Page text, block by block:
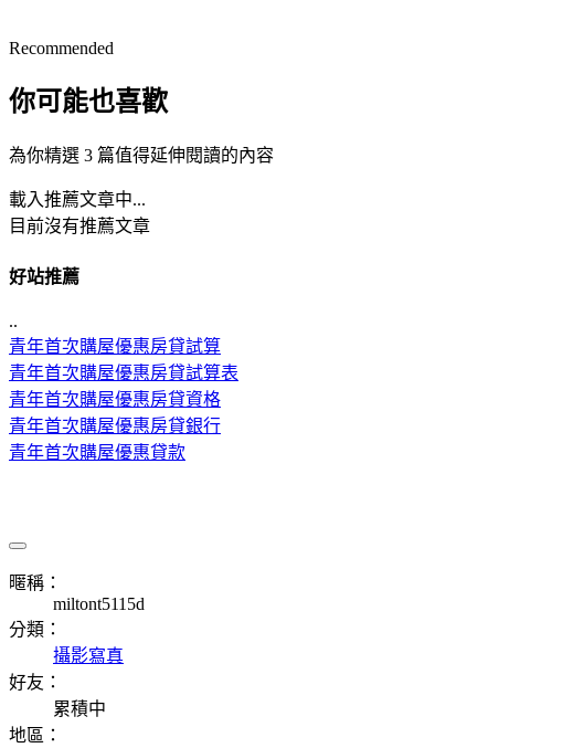
Recommended
你可能也喜歡
為你精選 3 篇值得延伸閱讀的內容
載入推薦文章中...
目前沒有推薦文章
好站推薦
..
青年首次購屋優惠房貸試算
青年首次購屋優惠房貸試算表
青年首次購屋優惠房貸資格
青年首次購屋優惠房貸銀行
青年首次購屋優惠貸款
暱稱：
miltont5115d
分類：
攝影寫真
好友：
累積中
地區：